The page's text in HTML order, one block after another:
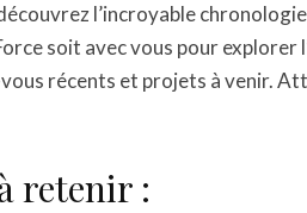
l’incroyable
soit avec vous pour
récents et projets à venir.
retenir :